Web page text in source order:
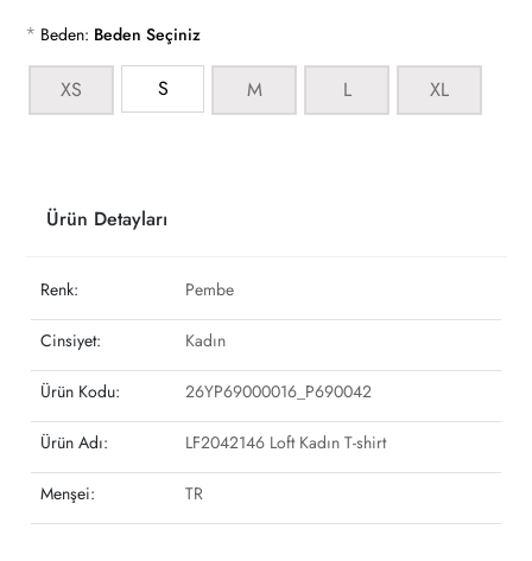
* Beden: Beden Seçiniz
XS S M L XL
Ürün Detayları
Renk: Pembe
Cinsiyet: Kadın
Ürün Kodu: 26YP69000016_P690042
Ürün Adı: LF2042146 Loft Kadın T-shirt
Menşei: TR